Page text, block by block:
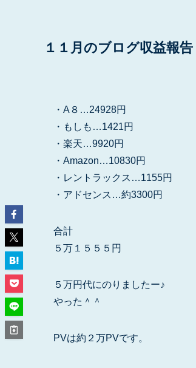
１１月のブログ収益報告
・A８…24928円
・もしも…1421円
・楽天…9920円
・Amazon…10830円
・レントラックス…1155円
・アドセンス…約3300円
合計
５万１５５５円
５万円代にのりましたー♪
やった＾＾
PVは約２万PVです。